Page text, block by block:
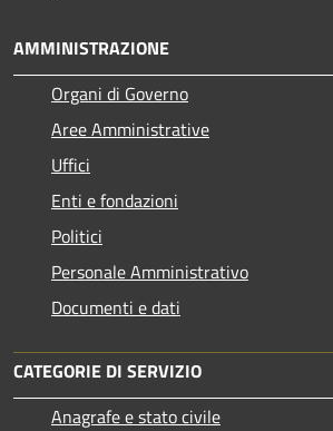
AMMINISTRAZIONE
Organi di Governo
Aree Amministrative
Uffici
Enti e fondazioni
Politici
Personale Amministrativo
Documenti e dati
CATEGORIE DI SERVIZIO
Anagrafe e stato civile